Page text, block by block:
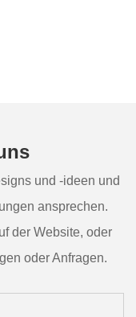
und -ideen und
ansprechen.
der Website, oder
oder Anfragen.